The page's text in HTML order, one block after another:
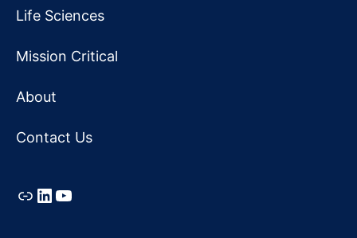
Life Sciences
Mission Critical
About
Contact Us
LinkLinkedIn
YouTube